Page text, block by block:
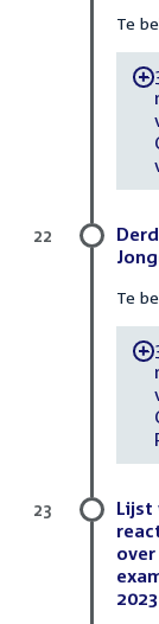
Te
-
Te
-
22
Lijst
23